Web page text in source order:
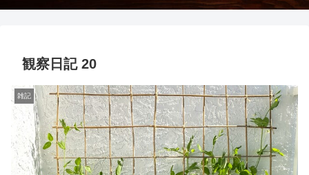
観察日記 20
雑記